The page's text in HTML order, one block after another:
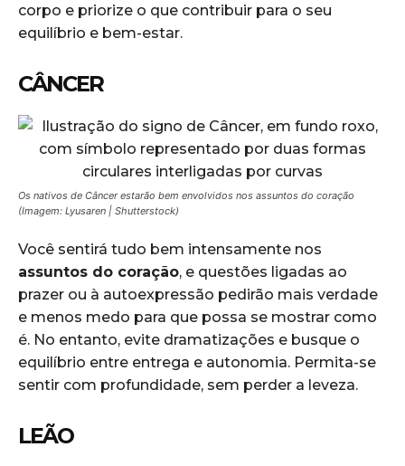
corpo e priorize o que contribuir para o seu
equilíbrio e bem-estar.
CÂNCER
Os nativos de Câncer estarão bem envolvidos nos assuntos do coração
(Imagem: Lyusaren | Shutterstock)
Você sentirá tudo bem intensamente nos
assuntos do coração, e questões ligadas ao
prazer ou à autoexpressão pedirão mais verdade
e menos medo para que possa se mostrar como
é. No entanto, evite dramatizações e busque o
equilíbrio entre entrega e autonomia. Permita-se
sentir com profundidade, sem perder a leveza.
LEÃO